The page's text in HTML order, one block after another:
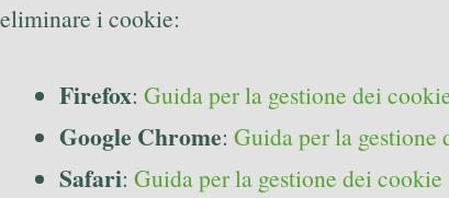
eliminare i cookie:
Firefox: Guida per la gestione dei
Google Chrome: Guida per la gestione
Safari: Guida per la gestione dei cookie